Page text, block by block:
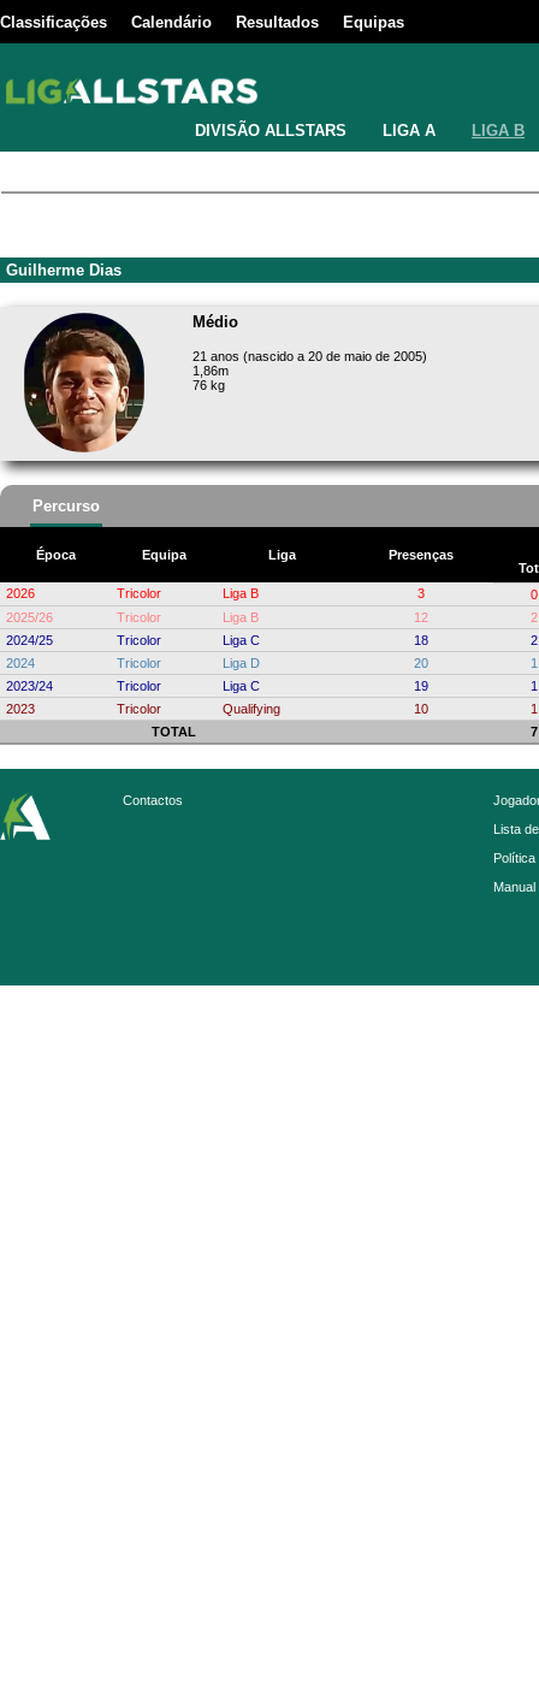
Classificações Calendário Resultados Equipas
DIVISÃO ALLSTARS LIGA A LIGA B
Guilherme Dias
Médio
21 anos (nascido a 20 de maio de 2005)
1,86m
76 kg
Percurso
Época Equipa Liga
Presenças
2026
Tricolor Liga B 3
0
2025/26
Tricolor Liga B 12
2
2024/25
Tricolor Liga C 18
2
2024
Tricolor Liga D 20
1
2023/24
Tricolor Liga C 19
1
2023
Tricolor Qualifying 10
1
TOTAL
7
Contactos
Lista
Política